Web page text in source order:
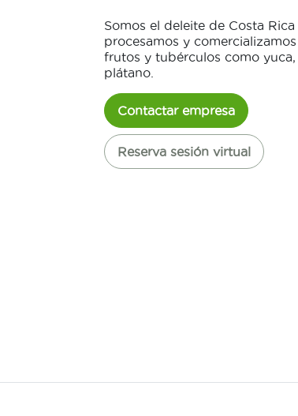
Somos el deleite de Costa
procesamos y
frutos y tubérculos como
plátano.
Contactar empresa
Reserva sesión virtual